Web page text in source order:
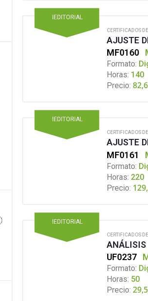
IEDITORIAL
CERTIFICADOS
AJUSTE
MF0160
Formato:
Horas: 140
Precio:
IEDITORIAL
CERTIFICADOS
AJUSTE
MF0161
Formato:
Horas: 220
Precio:
IEDITORIAL
CERTIFICADOS
ANÁLISIS
UF0237
Formato:
Horas: 50
Precio: